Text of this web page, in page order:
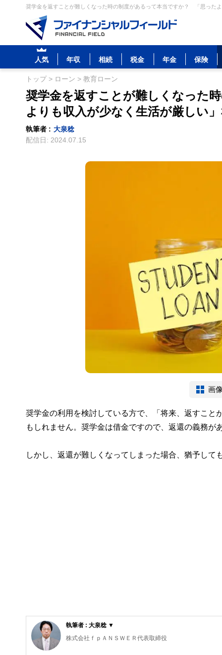
奨学金を返すことが難しくなった時の制度があるって本当ですか？ 「思った
人気 年収 相続 税金 年金 保険
トップ> ローン > 教育ローン
奨学金を返すことが難しくなった
よりも収入が少なく生活が厳しい
執筆者 : 大泉稔
配信日: 2024.07.15
画
奨学金の利用を検討している方で、「将来、返すこと
もしれません。奨学金は借金ですので、返還の義務が
しかし、返還が難しくなってしまった場合、猶予し
執筆者 : 大泉稔 ▼
株式会社ｆｐＡＮＳＷＥＲ代表取締役